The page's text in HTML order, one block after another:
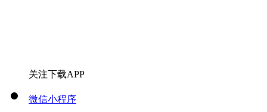
关注下载APP
微信小程序